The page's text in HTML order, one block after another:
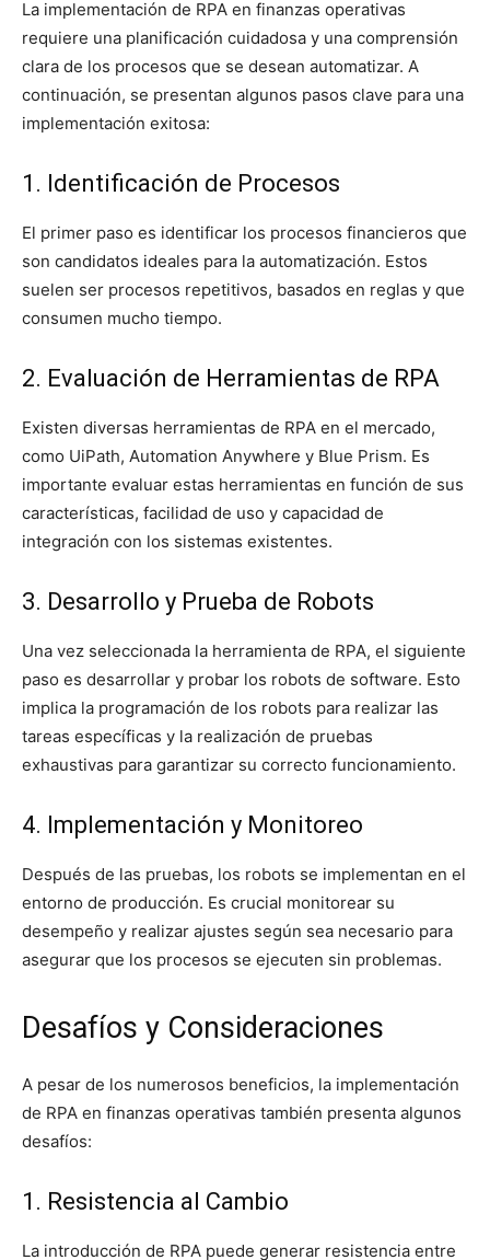
La implementación de RPA en finanzas operativas
requiere una planificación cuidadosa y una comprensión
clara de los procesos que se desean automatizar. A
continuación, se presentan algunos pasos clave para una
implementación exitosa:
1. Identificación de Procesos
El primer paso es identificar los procesos financieros que
son candidatos ideales para la automatización. Estos
suelen ser procesos repetitivos, basados en reglas y que
consumen mucho tiempo.
2. Evaluación de Herramientas de RPA
Existen diversas herramientas de RPA en el mercado,
como UiPath, Automation Anywhere y Blue Prism. Es
importante evaluar estas herramientas en función de sus
características, facilidad de uso y capacidad de
integración con los sistemas existentes.
3. Desarrollo y Prueba de Robots
Una vez seleccionada la herramienta de RPA, el siguiente
paso es desarrollar y probar los robots de software. Esto
implica la programación de los robots para realizar las
tareas específicas y la realización de pruebas
exhaustivas para garantizar su correcto funcionamiento.
4. Implementación y Monitoreo
Después de las pruebas, los robots se implementan en el
entorno de producción. Es crucial monitorear su
desempeño y realizar ajustes según sea necesario para
asegurar que los procesos se ejecuten sin problemas.
Desafíos y Consideraciones
A pesar de los numerosos beneficios, la implementación
de RPA en finanzas operativas también presenta algunos
desafíos:
1. Resistencia al Cambio
La introducción de RPA puede generar resistencia entre